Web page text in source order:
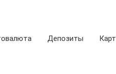
Депозиты